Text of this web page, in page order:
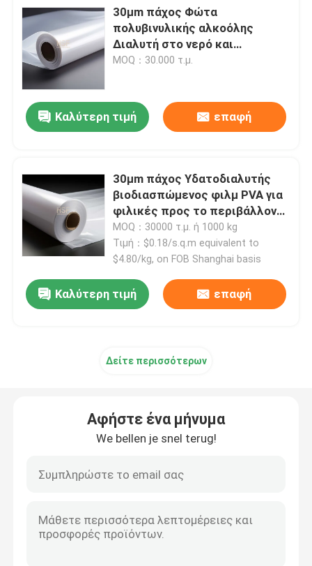
Αρχική Σελίδα
Προϊόντα
30μm πάχος Φώτα
πολυβινυλικής αλκοόλης
Διαλυτή στο νερό και
βιοδιασπώμενη για δοχεία
MOQ：30.000 τ.μ.
Καλύτερη τιμή επαφή
30μm πάχος Υδατοδιαλυτής
βιοδιασπώμενος φιλμ PVA για
φιλικές προς το περιβάλλον
συσκευασίες και γεωργία
MOQ：30000 τ.μ. ή 1000 kg
Τιμή：$0.18/s.q.m equivalent to
$4.80/kg, on FOB Shanghai basis
Καλύτερη τιμή επαφή
Δείτε περισσότερων
Αφήστε ένα μήνυμα
We bellen je snel terug!